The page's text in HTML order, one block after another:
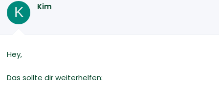
K Kim
Hey,
Das sollte dir weiterhelfen: